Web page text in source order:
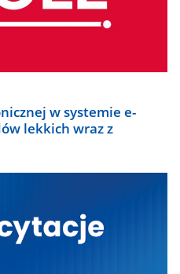
w systemie e-
lekkich wraz z